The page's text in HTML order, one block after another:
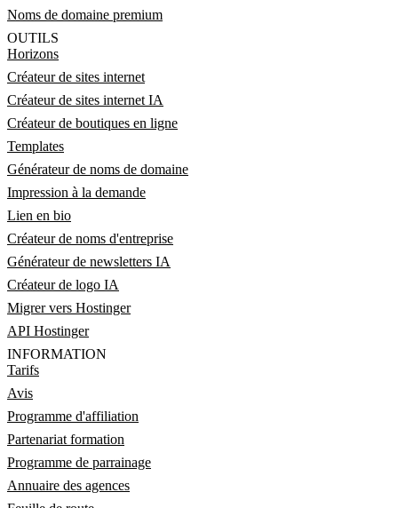
Noms de domaine premium
OUTILS
Horizons
Créateur de sites internet
Créateur de sites internet IA
Créateur de boutiques en ligne
Templates
Générateur de noms de domaine
Impression à la demande
Lien en bio
Créateur de noms d'entreprise
Générateur de newsletters IA
Créateur de logo IA
Migrer vers Hostinger
API Hostinger
INFORMATION
Tarifs
Avis
Programme d'affiliation
Partenariat formation
Programme de parrainage
Annuaire des agences